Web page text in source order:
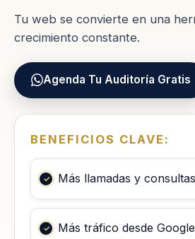
Tu web se convierte en una
crecimiento constante.
Agenda Tu Auditoría Gratis
BENEFICIOS CLAVE:
Más llamadas y consultas
Más tráfico desde Google